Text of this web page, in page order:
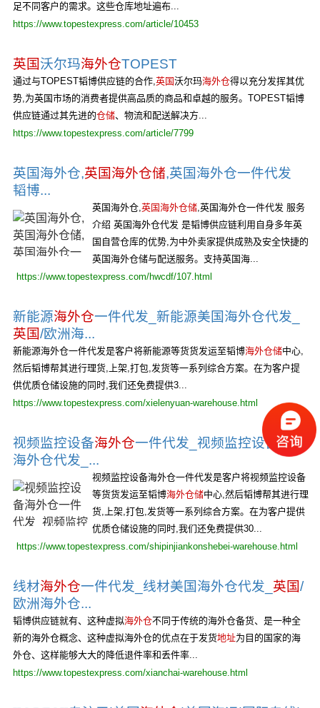
足不同客户的需求。这些仓库地址遍布...
https://www.topestexpress.com/article/10453
英国沃尔玛海外仓TOPEST
通过与TOPEST韬博供应链的合作,英国沃尔玛海外仓得以充分发挥其优
势,为英国市场的消费者提供高品质的商品和卓越的服务。TOPEST韬博
供应链通过其先进的仓储、物流和配送解决方...
https://www.topestexpress.com/article/7799
英国海外仓,英国海外仓储,英国海外仓一件代发
韬博...
英国海外仓,英国海外仓储,英国海外仓一件代发 服务
介绍 英国海外仓代发 是韬博供应链利用自身多年英
国自营仓库的优势,为中外卖家提供成熟及安全快捷的
英国海外仓储与配送服务。支持英国海...
https://www.topestexpress.com/hwcdf/107.html
新能源海外仓一件代发_新能源美国海外仓代发_
英国/欧洲海...
新能源海外仓一件代发是客户将新能源等货货发运至韬博海外仓储中心,
然后韬博帮其进行理货,上架,打包,发货等一系列综合方案。在为客户提
供优质仓储设施的同时,我们还免费提供3...
https://www.topestexpress.com/xielenyuan-warehouse.html
视频监控设备海外仓一件代发_视频监控设备美国
海外仓代发_...
视频监控设备海外仓一件代发是客户将视频监控设备
等货货发运至韬博海外仓储中心,然后韬博帮其进行理
货,上架,打包,发货等一系列综合方案。在为客户提供
优质仓储设施的同时,我们还免费提供30...
https://www.topestexpress.com/shipinjiankonshebei-warehouse.html
线材海外仓一件代发_线材美国海外仓代发_ 英国/
欧洲海外仓...
韬博供应链就有、这种虚拟海外仓不同于传统的海外仓备货、是一种全
新的海外仓概念、这种虚拟海外仓的优点在于发货地址为目的国家的海
外仓、这样能够大大的降低退件率和丢件率...
https://www.topestexpress.com/xianchai-warehouse.html